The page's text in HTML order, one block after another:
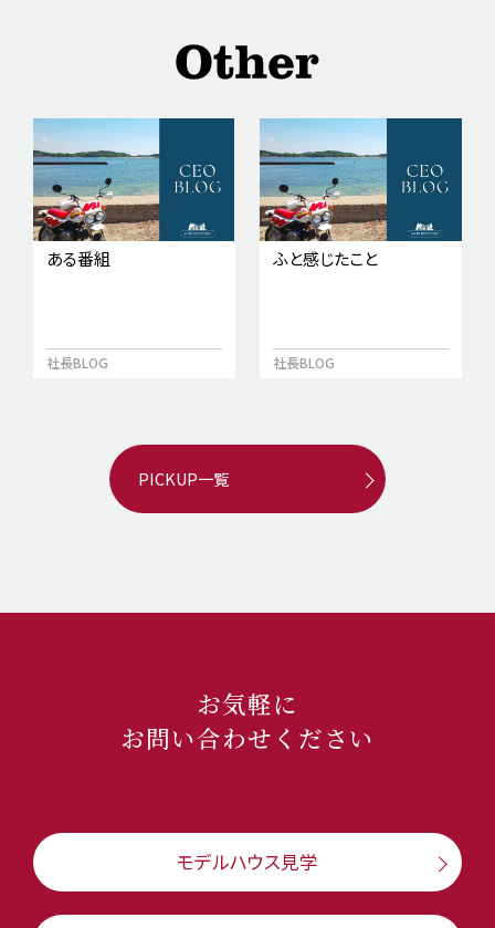
ある番組
社長BLOG
ふと感じたこと
社長BLOG
PICKUP一覧
お気軽に
お問い合わせください
モデルハウス見学